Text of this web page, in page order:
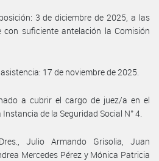
3 de diciembre de 2025, a las
suficiente antelación la Comisión
17 de noviembre de 2025.
a cubrir el cargo de juez/a en el
de la Seguridad Social N° 4.
Julio Armando Grisolia, Juan
Mercedes Pérez y Mónica Patricia